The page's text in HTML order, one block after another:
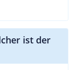
ist der